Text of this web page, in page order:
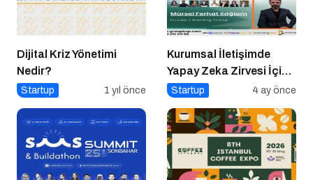
Dijital Kriz Yönetimi
Nedir?
Startup 1 yıl önce
Kurumsal İletişimde
Yapay Zeka Zirvesi İçin
Geri Sayım!
Startup 4 ay önce